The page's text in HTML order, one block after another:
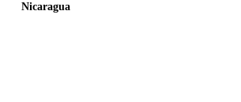
Nicaragua